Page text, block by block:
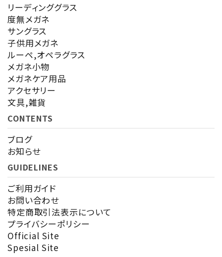
カテゴリー
リーディンググラス
度無メガネ
サングラス
子供用メガネ
ルーペ,オペラグラス
メガネ小物
メガネケア用品
アクセサリー
文具,雑貨
CONTENTS
ブログ
お知らせ
GUIDELINES
ご利用ガイド
お問い合わせ
特定商取引法表示について
プライバシーポリシー
Official Site
Spesial Site